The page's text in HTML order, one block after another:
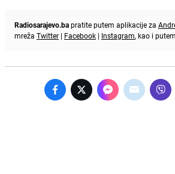
Radiosarajevo.bapratite putem aplikacije za
mreža Twitter | Facebook | Instagram, kao i